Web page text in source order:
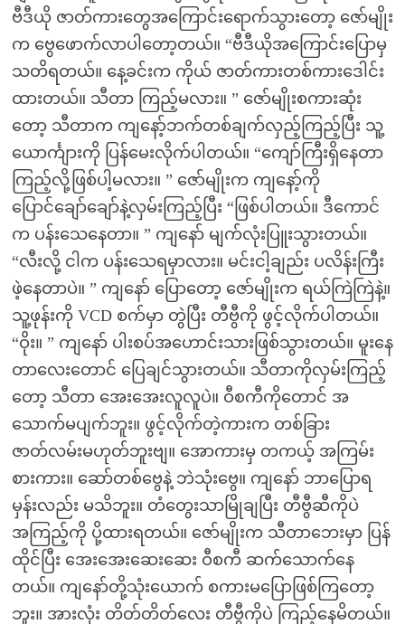
ဗီဒီယို ဇာတ်ကားတွေအကြောင်းရောက်သွားတော့ ဇော်မျိုး
က ဗွေဖောက်လာပါတော့တယ်။ “ဗီဒီယိုအကြောင်းပြောမှ
သတိရတယ်။ နေ့ခင်းက ကိုယ် ဇာတ်ကားတစ်ကားဒေါင်း
ထားတယ်။ သီတာ ကြည့်မလား။ ” ဇော်မျိုးစကားဆုံး
တော့ သီတာက ကျနော့်ဘက်တစ်ချက်လှည့်ကြည့်ပြီး သူ့
ယောင်္ကျားကို ပြန်မေးလိုက်ပါတယ်။ “ကျော်ကြီးရှိနေတာ
ကြည့်လို့ဖြစ်ပါ့မလား။ ” ဇော်မျိုးက ကျနော့်ကို
ပြောင်ချော်ချော်နဲ့လှမ်းကြည့်ပြီး “ဖြစ်ပါတယ်။ ဒီကောင်
က ပန်းသေနေတာ။ ” ကျနော် မျက်လုံးပြူးသွားတယ်။
“လီးလို့ ငါက ပန်းသေရမှာလား။ မင်းငါ့ချည်း ပလိန်းကြီး
ဖဲ့နေတာပဲ။ ” ကျနော် ပြောတော့ ဇော်မျိုးက ရယ်ကြဲကြဲနဲ့။
သူ့ဖုန်းကို VCD စက်မှာ တွဲပြီး တီဗွီကို ဖွင့်လိုက်ပါတယ်။
“ဝိုး။ ” ကျနော် ပါးစပ်အဟောင်းသားဖြစ်သွားတယ်။ မူးနေ
တာလေးတောင် ပြေချင်သွားတယ်။ သီတာကိုလှမ်းကြည့်
တော့ သီတာ အေးအေးလူလူပဲ။ ဝီစကီကိုတောင် အ
သောက်မပျက်ဘူး။ ဖွင့်လိုက်တဲ့ကားက တစ်ခြား
ဇာတ်လမ်းမဟုတ်ဘူးဗျ။ အောကားမှ တကယ့် အကြမ်း
စားကား။ ဆော်တစ်ဗွေနဲ့ ဘဲသုံးဗွေ။ ကျနော် ဘာပြောရ
မှန်းလည်း မသိဘူး။ တံတွေးသာမြိုချပြီး တီဗွီဆီကိုပဲ
အကြည့်ကို ပို့ထားရတယ်။ ဇော်မျိုးက သီတာဘေးမှာ ပြန်
ထိုင်ပြီး အေးအေးဆေးဆေး ဝီစကီ ဆက်သောက်နေ
တယ်။ ကျနော်တို့သုံးယောက် စကားမပြောဖြစ်ကြတော့
ဘူး။ အားလုံး တိတ်တိတ်လေး တီဗွီကိုပဲ ကြည့်နေမိတယ်။